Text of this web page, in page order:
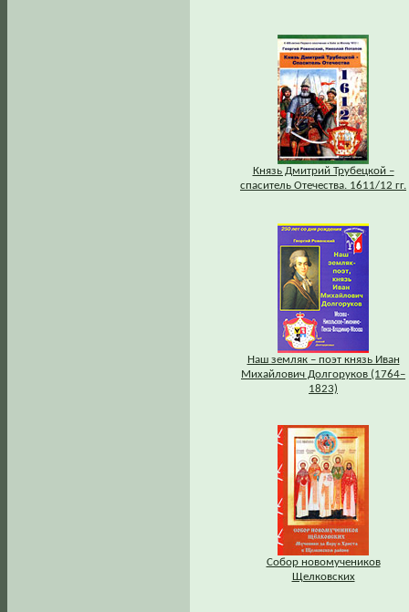
Князь Дмитрий Трубецкой –
спаситель Отечества. 1611/12 гг.
Наш земляк – поэт князь Иван
Михайлович Долгоруков (1764–
1823)
Собор новомучеников
Щелковских